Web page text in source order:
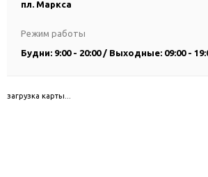
пл. Маркса
Режим работы
Будни: 9:00 - 20:00 / Выходные: 09:00 -
загрузка карты...